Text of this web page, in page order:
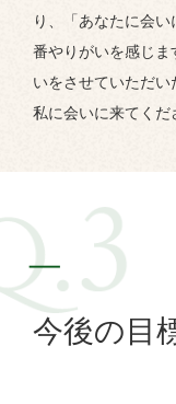
り、「あなたに会
番やりがいを感じ
いをさせていただい
私に会いに来てくだ
今後の目